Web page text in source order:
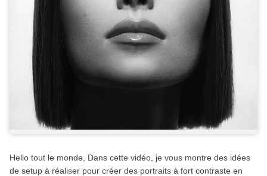
Hello tout le monde, Dans cette vidéo, je vous montre des idées
de setup à réaliser pour créer des portraits à fort contraste en